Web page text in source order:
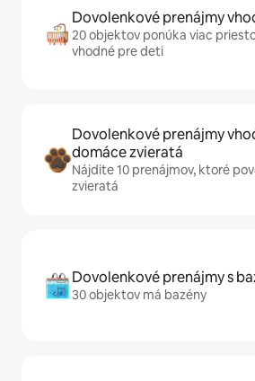
Dovolenkové prenájmy
20 objektov ponúka viac
vhodné pre deti
Dovolenkové prenájmy
domáce zvieratá
Nájdite 10 prenájmov, ktoré
zvieratá
Dovolenkové prenájmy s
30 objektov má bazény